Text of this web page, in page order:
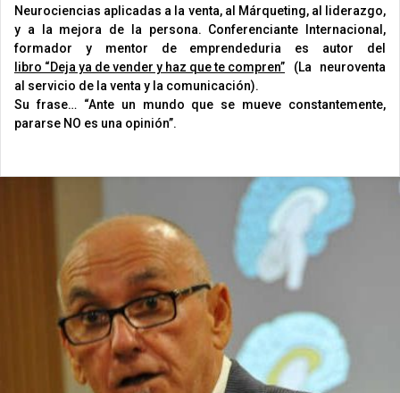
Neurociencias aplicadas a la venta, al Márqueting, al liderazgo,
y a la mejora de la persona. Conferenciante Internacional,
formador y mentor de emprendeduria es autor del
libro “Deja ya de vender y haz que te compren” (La neuroventa
al servicio de la venta y la comunicación).
Su frase… “Ante un mundo que se mueve constantemente,
pararse NO es una opinión”.